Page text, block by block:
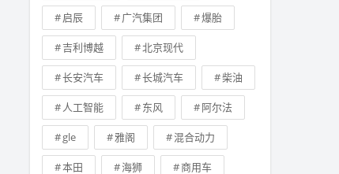
启辰 广汽集团 爆胎
吉利博越 北京现代
长安汽车 长城汽车 柴油
人工智能 东风 阿尔法
gle 雅阁 混合动力
本田 海狮 商用车